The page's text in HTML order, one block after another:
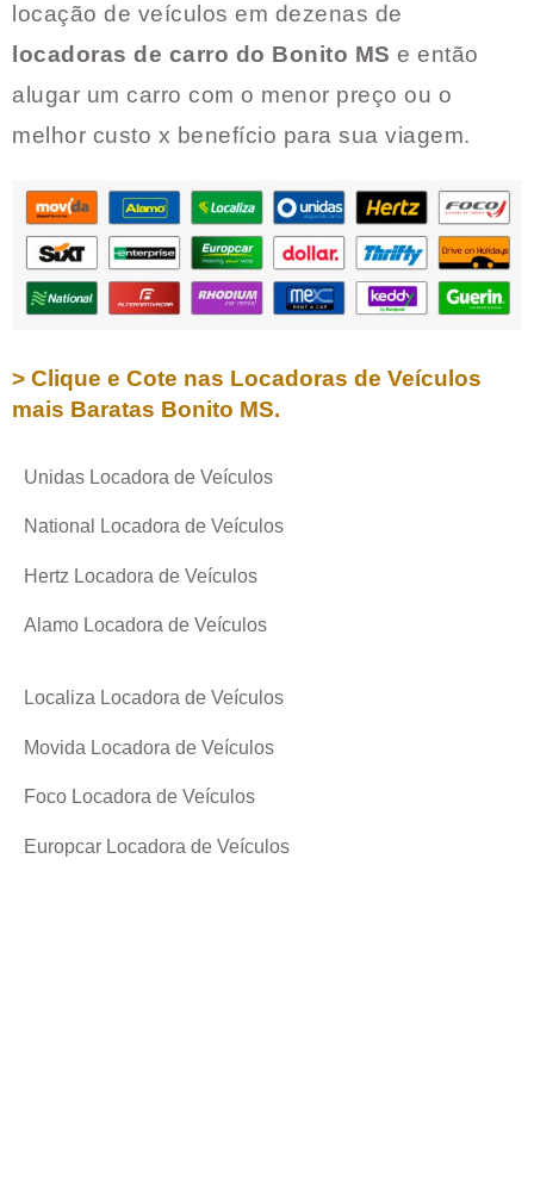
locação de veículos em dezenas de
locadoras de carro do Bonito MS e então
alugar um carro com o menor preço ou o
melhor custo x benefício para sua viagem.
> Clique e Cote nas Locadoras de Veículos
mais Baratas Bonito MS.
Unidas Locadora de Veículos
National Locadora de Veículos
Hertz Locadora de Veículos
Alamo Locadora de Veículos
Localiza Locadora de Veículos
Movida Locadora de Veículos
Foco Locadora de Veículos
Europcar Locadora de Veículos